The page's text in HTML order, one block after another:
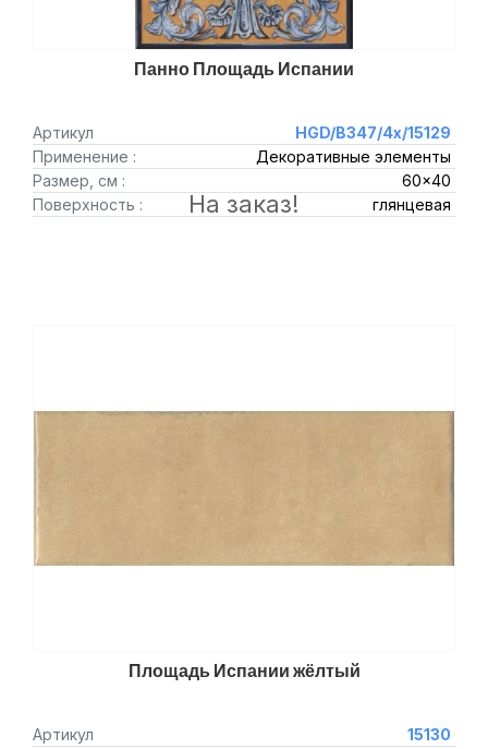
Панно Площадь Испании
Артикул
HGD/B347/4x/15129
Применение :
Декоративные элементы
Размер, см :
60x40
Поверхность :
глянцевая
На заказ!
Площадь Испании жёлтый
Артикул
15130